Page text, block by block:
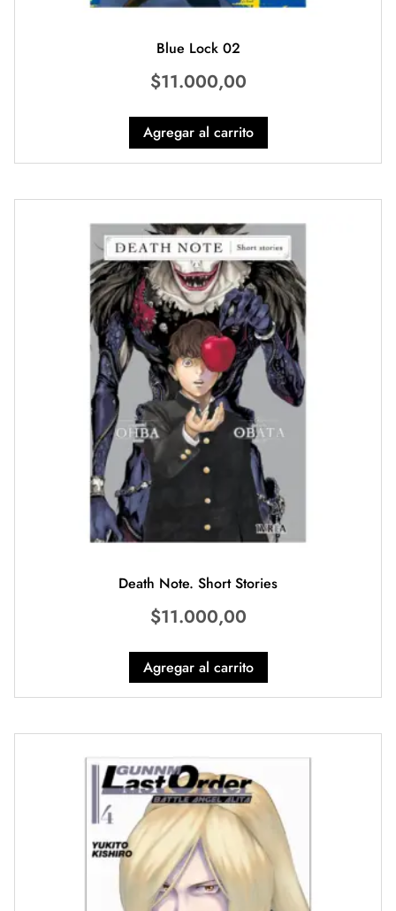
Blue Lock 02
$11.000,00
Agregar al carrito
Death Note. Short Stories
$11.000,00
Agregar al carrito